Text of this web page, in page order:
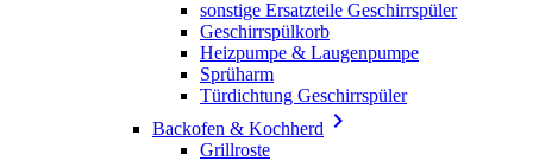
sonstige Ersatzteile Geschirrspüler
Geschirrspülkorb
Heizpumpe & Laugenpumpe
Sprüharm
Türdichtung Geschirrspüler
Backofen & Kochherd 
Grillroste